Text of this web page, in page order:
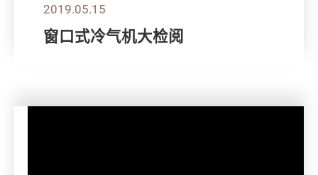
2019.05.15
窗口式冷气机大检阅